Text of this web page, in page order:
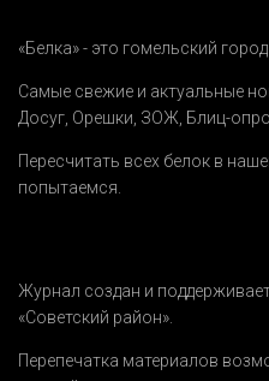
«Белка» - это гомельский
Самые свежие и актуальные
Досуг Орешки ЗОЖ Блиц-
Пересчитать всех белок в
попытаемся.
Журнал создан и
«Советский район».
Перепечатка материалов